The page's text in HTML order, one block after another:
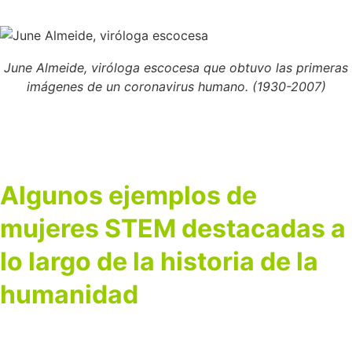
June Almeide, viróloga escocesa que obtuvo las primeras
imágenes de un coronavirus humano. (1930-2007)
Algunos ejemplos de
mujeres STEM destacadas a
lo largo de la historia de la
humanidad